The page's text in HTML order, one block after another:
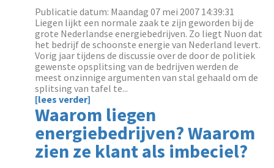
Publicatie datum: Maandag 07 mei 2007 14:39:31
Liegen lijkt een normale zaak te zijn geworden bij de
grote Nederlandse energiebedrijven. Zo liegt Nuon dat
het bedrijf de schoonste energie van Nederland levert.
Vorig jaar tijdens de discussie over de door de politiek
gewenste opsplitsing van de bedrijven werden de
meest onzinnige argumenten van stal gehaald om de
splitsing van tafel te...
[lees verder]
Waarom liegen
energiebedrijven? Waarom
zien ze klant als imbeciel?